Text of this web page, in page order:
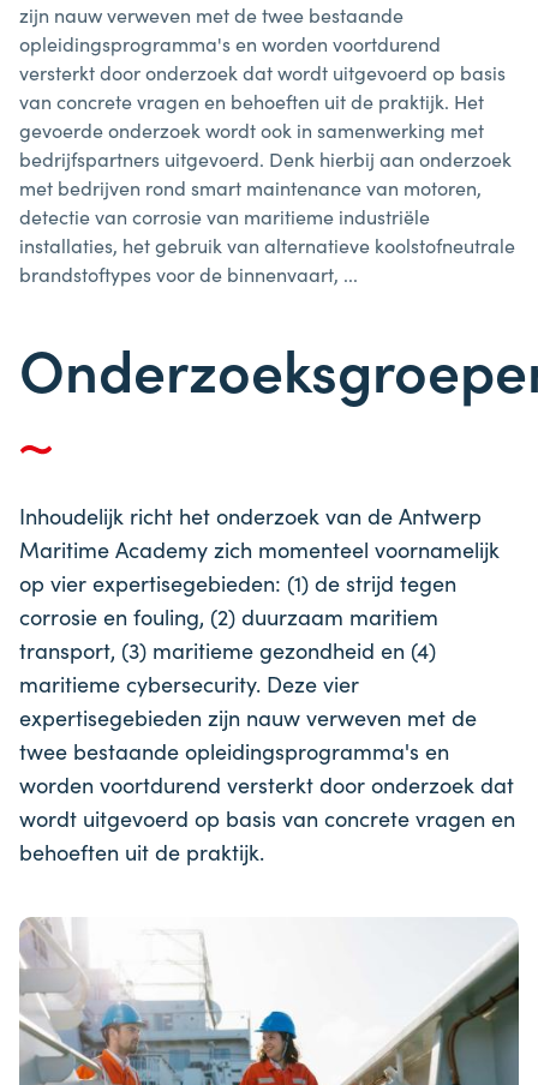
zijn nauw verweven met de twee bestaande
opleidingsprogramma's en worden voortdurend
versterkt door onderzoek dat wordt uitgevoerd op basis
van concrete vragen en behoeften uit de praktijk. Het
gevoerde onderzoek wordt ook in samenwerking met
bedrijfspartners uitgevoerd. Denk hierbij aan onderzoek
met bedrijven rond smart maintenance van motoren,
detectie van corrosie van maritieme industriële
installaties, het gebruik van alternatieve koolstofneutrale
brandstoftypes voor de binnenvaart, ...
Inhoudelijk richt het onderzoek van de Antwerp
Maritime Academy zich momenteel voornamelijk
op vier expertisegebieden: (1) de strijd tegen
corrosie en fouling, (2) duurzaam maritiem
transport, (3) maritieme gezondheid en (4)
maritieme cybersecurity. Deze vier
expertisegebieden zijn nauw verweven met de
twee bestaande opleidingsprogramma's en
worden voortdurend versterkt door onderzoek dat
wordt uitgevoerd op basis van concrete vragen en
behoeften uit de praktijk.